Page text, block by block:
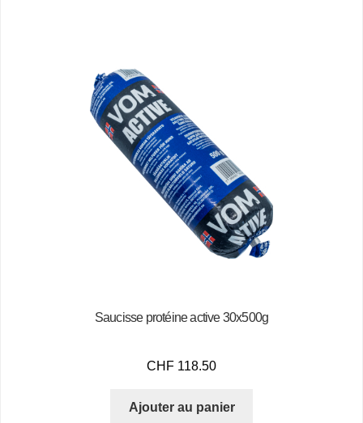
Saucisse protéine active 30x500g
CHF 118.50
Ajouter au panier